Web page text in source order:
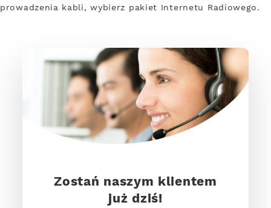
prowadzenia kabli, wybierz pakiet Internetu Radiowego.
Zostań naszym klientem
już dziś!